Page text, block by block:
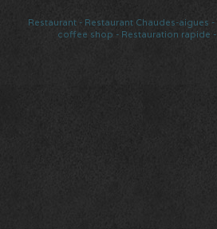
Restaurant - Restaurant Chaudes-aigues -
coffee shop - Restauration rapide -